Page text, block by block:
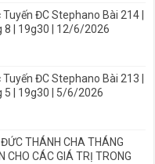
Tuyến ĐC Stephano Bài 214 |
8 | 19g30 | 12/6/2026
ĐC Stephano Bài 213 |
5 | 19g30 | 5/6/2026
THÁNH CHA THÁNG
CHO CÁC GIÁ TRỊ TRONG